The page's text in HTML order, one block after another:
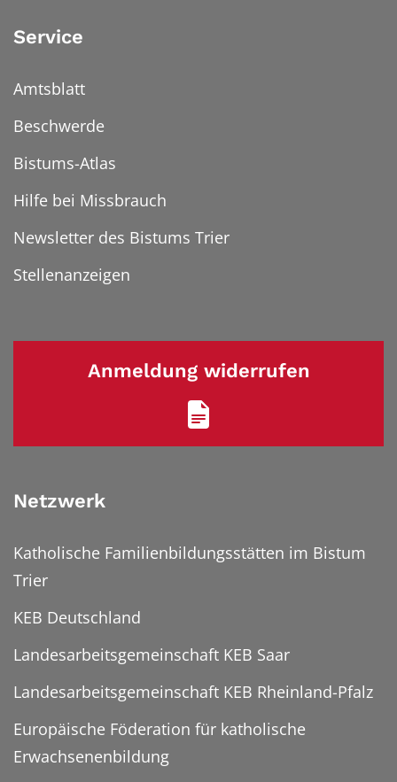
Service
Amtsblatt
Beschwerde
Bistums-Atlas
Hilfe bei Missbrauch
Newsletter des Bistums Trier
Stellenanzeigen
Anmeldung widerrufen
Netzwerk
Katholische Familienbildungsstätten im Bistum
Trier
KEB Deutschland
Landesarbeitsgemeinschaft KEB Saar
Landesarbeitsgemeinschaft KEB Rheinland-Pfalz
Europäische Föderation für katholische
Erwachsenenbildung